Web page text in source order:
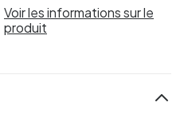
Voir les informations sur le
produit